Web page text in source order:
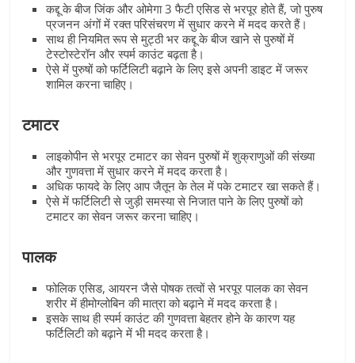
कद्दू के बीज जिंक और ओमेगा 3 फैटी एसिड से भरपूर होते हैं, जो पुरुष
प्रजनन अंगों में रक्त परिसंचरण में सुधार करने में मदद करते हैं।
साथ ही नियमित रूप से मुट्ठी भर कद्दू के बीज खाने से पुरुषों में
टेस्टोस्टेरॉन और स्पर्म काउंट बढ़ता है।
ऐसे में पुरुषों को फर्टिलिटी बढ़ाने के लिए इसे अपनी डाइट में जरूर
शामिल करना चाहिए।
टमाटर
लाइकोपीन से भरपूर टमाटर का सेवन पुरुषों में शुक्राणुओं की संख्या
और गुणवत्ता में सुधार करने में मदद करता है।
अधिक फायदे के लिए आप जैतून के तेल में पके टमाटर खा सकते हैं।
ऐसे में फर्टिलिटी से जुड़ी समस्या से निजात पाने के लिए पुरुषों को
टमाटर का सेवन जरूर करना चाहिए।
पालक
फोलिक एसिड, आयरन जैसे पोषक तत्वों से भरपूर पालक का सेवन
शरीर में हीमोग्लोबिन की मात्रा को बढ़ाने में मदद करता है।
इसके साथ ही स्पर्म काउंट की गुणवत्ता बेहतर होने के कारण यह
फर्टिलिटी को बढ़ाने में भी मदद करता है।